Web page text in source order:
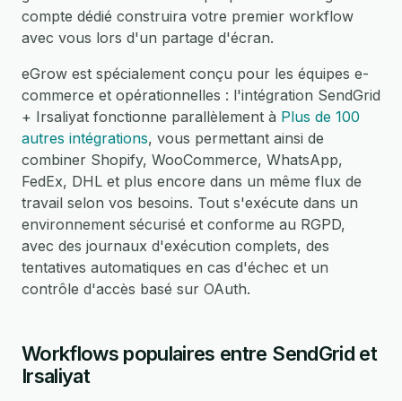
compte dédié construira votre premier workflow
avec vous lors d'un partage d'écran.
eGrow est spécialement conçu pour les équipes e-
commerce et opérationnelles : l'intégration SendGrid
+ Irsaliyat fonctionne parallèlement à Plus de 100
autres intégrations, vous permettant ainsi de
combiner Shopify, WooCommerce, WhatsApp,
FedEx, DHL et plus encore dans un même flux de
travail selon vos besoins. Tout s'exécute dans un
environnement sécurisé et conforme au RGPD,
avec des journaux d'exécution complets, des
tentatives automatiques en cas d'échec et un
contrôle d'accès basé sur OAuth.
Workflows populaires entre SendGrid et
Irsaliyat